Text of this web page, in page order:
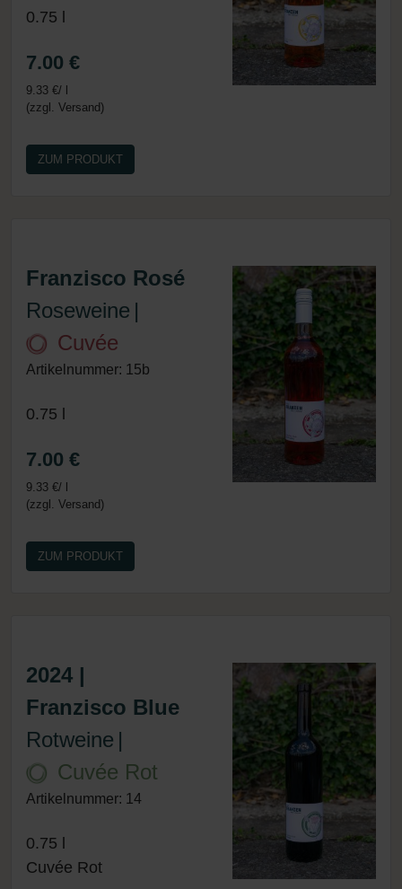
0.75 l
7.00 €
9.33 €/ l
(zzgl. Versand)
ZUM PRODUKT
Franzisco Rosé
Roseweine |
Cuvée
Artikelnummer: 15b
0.75 l
7.00 €
9.33 €/ l
(zzgl. Versand)
ZUM PRODUKT
2024 |
Franzisco Blue
Rotweine |
Cuvée Rot
Artikelnummer: 14
0.75 l
Cuvée Rot